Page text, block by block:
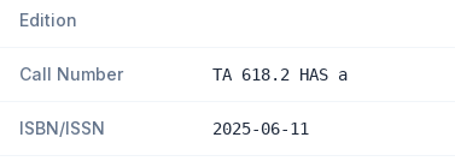
Edition
Call Number TA 618.2 HAS a
ISBN/ISSN 2025-06-11